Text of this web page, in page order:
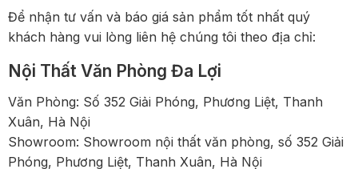
Để nhận tư vấn và báo giá sản phẩm tốt nhất quý
khách hàng vui lòng liên hệ chúng tôi theo địa chỉ:
Nội Thất Văn Phòng Đa Lợi
Văn Phòng: Số 352 Giải Phóng, Phương Liệt, Thanh
Xuân, Hà Nội
Showroom: Showroom nội thất văn phòng, số 352 Giải
Phóng, Phương Liệt, Thanh Xuân, Hà Nội